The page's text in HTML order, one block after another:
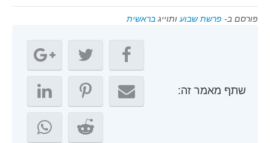
פורסם ב- פרשת שבוע ותוייג בראשית
שתף מאמר זה: